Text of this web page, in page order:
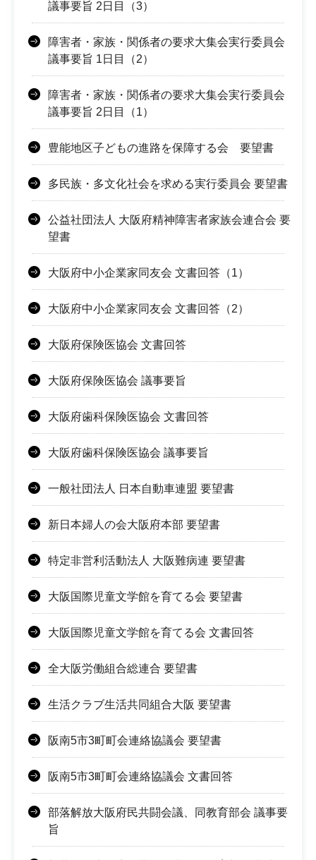
議事要旨 2日目（3）
障害者・家族・関係者の要求大集会実行委員会
議事要旨 1日目（2）
障害者・家族・関係者の要求大集会実行委員会
議事要旨 2日目（1）
豊能地区子どもの進路を保障する会 要望書
多民族・多文化社会を求める実行委員会 要望書
公益社団法人 大阪府精神障害者家族会連合会 要
望書
大阪府中小企業家同友会 文書回答（1）
大阪府中小企業家同友会 文書回答（2）
大阪府保険医協会 文書回答
大阪府保険医協会 議事要旨
大阪府歯科保険医協会 文書回答
大阪府歯科保険医協会 議事要旨
一般社団法人 日本自動車連盟 要望書
新日本婦人の会大阪府本部 要望書
特定非営利活動法人 大阪難病連 要望書
大阪国際児童文学館を育てる会 要望書
大阪国際児童文学館を育てる会 文書回答
全大阪労働組合総連合 要望書
生活クラブ生活共同組合大阪 要望書
阪南5市3町町会連絡協議会 要望書
阪南5市3町町会連絡協議会 文書回答
部落解放大阪府民共闘会議、同教育部会 議事要
旨